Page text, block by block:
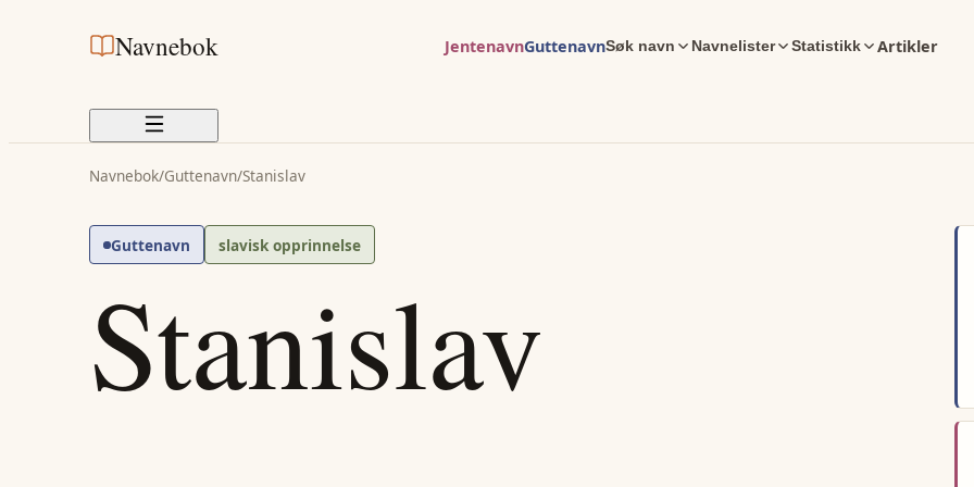
Navnebok JentenavnGuttenavnSøk navn Navnelister Statistikk Artikler
Navnebok/Guttenavn/Stanislav
Guttenavn slavisk opprinnelse
Stanislav